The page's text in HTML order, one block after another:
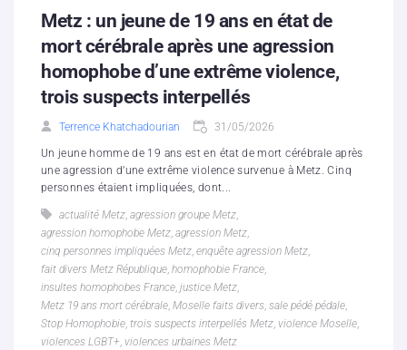
Metz : un jeune de 19 ans en état de
mort cérébrale après une agression
homophobe d’une extrême violence,
trois suspects interpellés
Terrence Khatchadourian 31/05/2026
Un jeune homme de 19 ans est en état de mort cérébrale après
une agression d’une extrême violence survenue à Metz. Cinq
personnes étaient impliquées, dont...
actualité Metz, agression groupe Metz,
agression homophobe Metz, agression Metz,
cinq personnes impliquées Metz, enquête agression Metz,
fait divers Metz République, homophobie France,
insultes homophobes France, justice Metz,
Metz 19 ans mort cérébrale, Moselle faits divers, sale pédé pédale,
Stop Homophobie, trois suspects interpellés Metz, violence Moselle,
violences LGBT+, violences urbaines Metz